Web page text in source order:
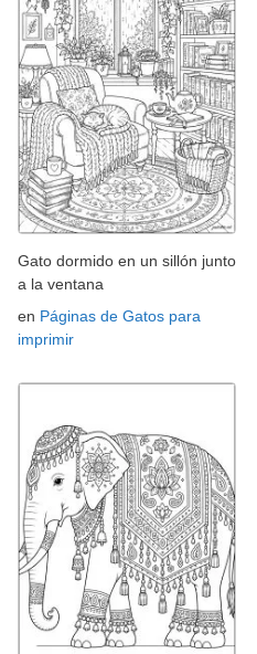
Gato dormido en un sillón junto
a la ventana
en Páginas de Gatos para
imprimir